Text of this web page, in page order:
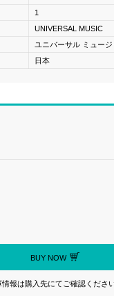
1
UNIVERSAL MUSIC
ユニバーサル ミュー
日本
BUY NOW
情報は購入先にてご確認ください